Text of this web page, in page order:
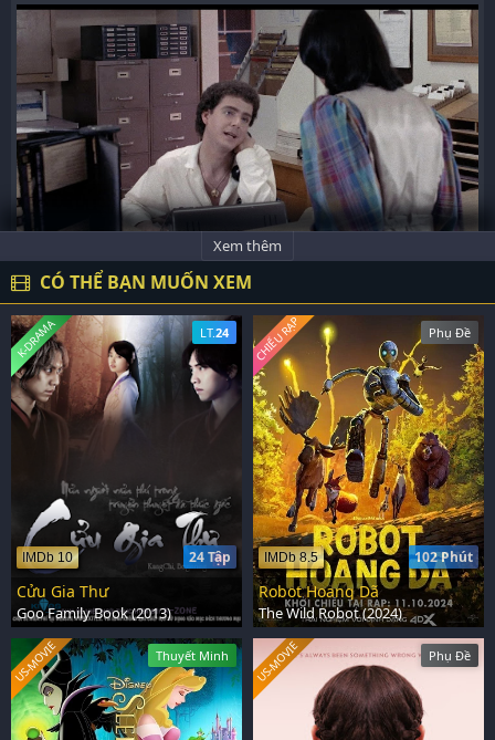
Xem thêm
CÓ THỂ BẠN MUỐN XEM
LT.24
24 Tập
IMDb 10
K-DRAMA
Cửu Gia Thư
Goo Family Book (2013)
Phụ Đề
102 Phút
IMDb 8.5
CHIẾU RẠP
Robot Hoang Dã
The Wild Robot (2024)
Thuyết Minh
US-MOVIE Phụ Đề
US-MOVIE